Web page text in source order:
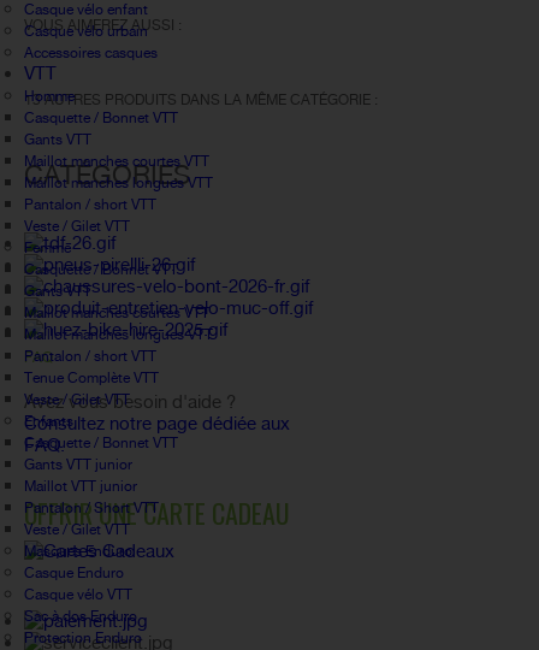
Casque vélo enfant
Casque vélo urbain
Accessoires casques
VTT
Homme
Casquette / Bonnet VTT
Gants VTT
Maillot manches courtes VTT
Maillot manches longues VTT
Pantalon / short VTT
Veste / Gilet VTT
Femme
Casquette / Bonnet VTT
Gants VTT
Maillot manches courtes VTT
Maillot manches longues VTT
Pantalon / short VTT
Tenue Complète VTT
Veste / Gilet VTT
Enfants
Casquette / Bonnet VTT
Gants VTT junior
Maillot VTT junior
Pantalon / Short VTT
Veste / Gilet VTT
Masques Enduro
Casque Enduro
Casque vélo VTT
Sac à dos Enduro
Protection Enduro
VOUS AIMEREZ AUSSI :
13 AUTRES PRODUITS DANS LA MÊME CATÉGORIE :
CATÉGORIES
FAQ
Avez vous besoin d'aide ?
Consultez notre page dédiée aux
FAQ.
OFFRIR UNE CARTE CADEAU